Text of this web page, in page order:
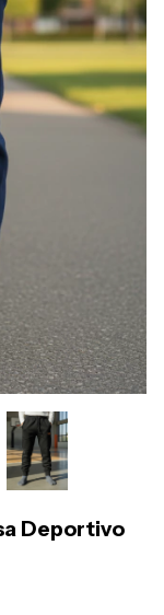
Deportivo